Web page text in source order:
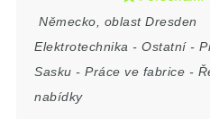
Německo
oblast Dresden
Elektrotechnika -Ostatní-
Sasku -Práce ve fabrice -
nabídky